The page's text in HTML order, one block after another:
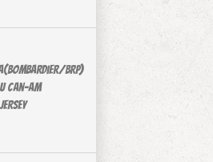
BRP)
Can-Am